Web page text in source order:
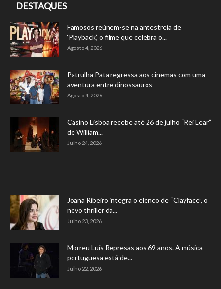
DESTAQUES
Famosos reúnem-se na antestreia de
‘Playback’, o filme que celebra o...
Agosto 4, 2026
Patrulha Pata regressa aos cinemas com uma
aventura entre dinossauros
Agosto 4, 2026
Casino Lisboa recebe até 26 de julho “Rei Lear”
de William...
Julho 24, 2026
Joana Ribeiro integra o elenco de “Clayface”, o
novo thriller da...
Julho 23, 2026
Morreu Luís Represas aos 69 anos. A música
portuguesa está de...
Julho 22, 2026